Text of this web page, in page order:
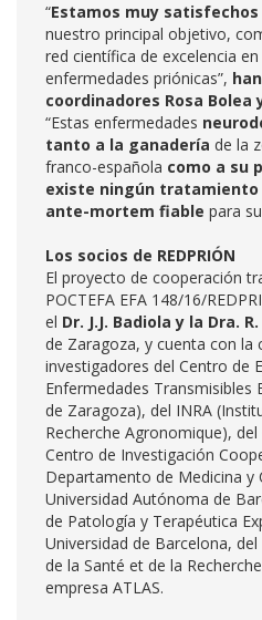
“Estamos muy satisfechos
nuestro principal objetivo,
red científica de excelencia
enfermedades priónicas”,
coordinadores Rosa Bolea
“Estas enfermedades
tanto a la ganadería de la
franco-española como a su
existe ningún tratamiento
ante-mortem fiable para
Los socios de REDPRIÓN
El proyecto de cooperación
POCTEFA EFA 148/16/
el Dr. J.J. Badiola y la Dra.
de Zaragoza, y cuenta con la
investigadores del Centro de
Enfermedades Transmisibles
de Zaragoza), del INRA
Recherche Agronomique),
Centro de Investigación
Departamento de Medicina y
Universidad Autónoma de
de Patología y Terapéutica
Universidad de Barcelona,
de la Santé et de la
empresa ATLAS.